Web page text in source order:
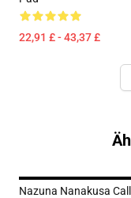
22,91 £ - 43,37 £
Nazuna Nanakusa